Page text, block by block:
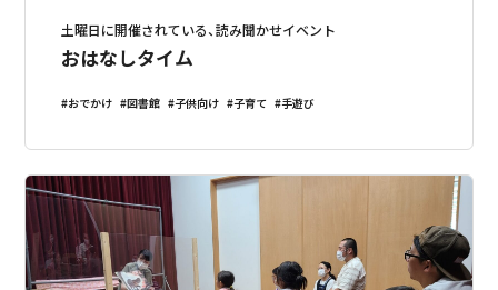
土曜日に開催されている、読み聞かせイベント
おはなしタイム
おでかけ 図書館 子供向け 子育て 手遊び